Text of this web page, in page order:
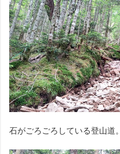
石がごろごろしている登山道。